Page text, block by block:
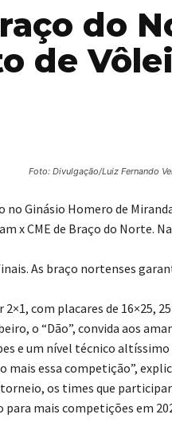
do
de
Foto: Divulgação/Luiz Fernando
Ginásio Homero de
x CME de Braço do Norte.
As braço nortenses
com placares de 16×25,
o “Dão”, convida aos
e um nível técnico
essa competição”,
os times que
mais competições em